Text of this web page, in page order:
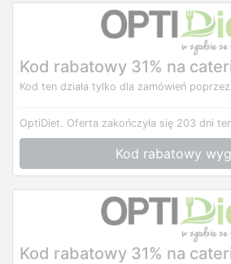
Kod rabatowy 31% na
Kod ten działa tylko dla zamówień
OptiDiet. Oferta zakończyła się 203 dni
Kod rabatowy
Kod rabatowy 31% na